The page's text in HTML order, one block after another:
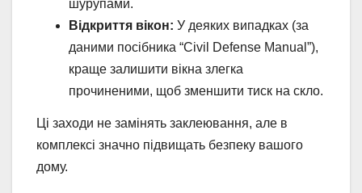
шурупами.
Відкриття вікон: У деяких випадках (за
даними посібника “Civil Defense Manual”),
краще залишити вікна злегка
прочиненими, щоб зменшити тиск на скло.
Ці заходи не замінять заклеювання, але в
комплексі значно підвищать безпеку вашого
дому.